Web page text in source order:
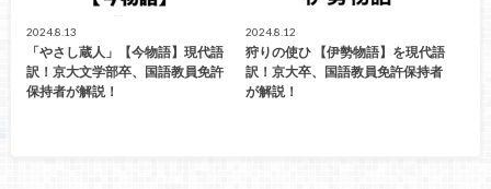
2024.8.13
「やさし蔵人」【今物語】現代語
訳！京大文学部卒、国語教員免許
保持者が解説！
2024.8.12
狩りの使ひ 【伊勢物語】を現代語
訳！京大卒、国語教員免許保持者
が解説！